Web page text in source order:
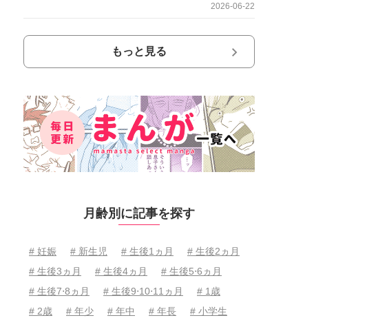
2026-06-22
もっと見る
月齢別に記事を探す
# 妊娠 # 新生児 # 生後1ヵ月
# 生後2ヵ月
# 生後3ヵ月
# 生後4ヵ月
# 生後5⋅6ヵ月
# 生後7⋅8ヵ月
# 生後9⋅10⋅11ヵ月
# 1歳
# 2歳
# 年少 # 年中 # 年長
# 小学生